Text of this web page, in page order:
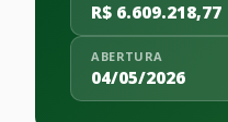
R$ 6.609.218,77
ABERTURA
04/05/2026